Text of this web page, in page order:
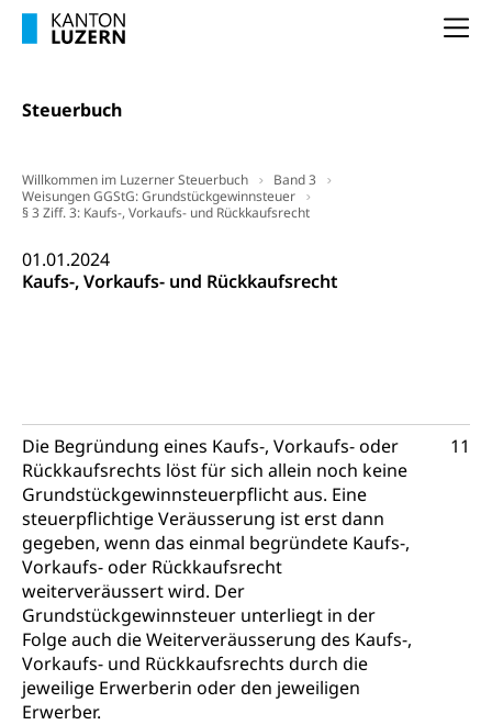
Steuerbuch
Willkommen im Luzerner Steuerbuch
Band 3
Weisungen GGStG: Grundstückgewinnsteuer
§ 3 Ziff. 3: Kaufs-, Vorkaufs- und Rückkaufsrecht
01.01.2024
Kaufs-, Vorkaufs- und Rückkaufsrecht
Die Begründung eines Kaufs-, Vorkaufs- oder
Rückkaufsrechts löst für sich allein noch keine
Grundstückgewinnsteuerpflicht aus. Eine
steuerpflichtige Veräusserung ist erst dann
gegeben, wenn das einmal begründete Kaufs-,
Vorkaufs- oder Rückkaufsrecht
weiterveräussert wird. Der
Grundstückgewinnsteuer unterliegt in der
Folge auch die Weiterveräusserung des Kaufs-,
Vorkaufs- und Rückkaufsrechts durch die
jeweilige Erwerberin oder den jeweiligen
Erwerber.
11
Fachstelle Hochschulbildung
Kindertagesstätte, Spielgruppe, Tagesmutter,
Freiwilliges Kindergarten Jahr
Freiwilliges Kindergarten Jahr
Kindergarten & Basisstufe
Konsumentenschutz
Konsumentenrechte, Produktsicherheit,
Konsumentenorganisation, parallele Einfuhr,
regionale Erschöpfung, nationale Erschöpfung,
Krankheit, Unfall, Prämienverbilligung,
Krankenkasse
Krankenversicherung (WAS Luzern)
Prämienverbilligung (WAS Luzern)
Obligatorische Krankenversicherung (WAS
Luzern)
Kranken- und Unfallversicherung
Lebensmittelsicherheit
sichere Lebensmittel, Lebensmittelkontrolle,
Lebensmittelhygiene, Produktesicherheit
Trinkwasser
Lebensmittel
Prävention
Gesundheitsvorsorge, Wellness, Unfallverhütung,
Suchtprävention, Alkoholprävention,
Tabakprävention, Primärprävention,
Sekundärprävention, Tertiärprävention